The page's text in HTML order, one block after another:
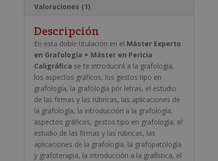
Valoraciones (1)
Descripción
En esta doble titulación en el Máster Experto
en Grafología + Máster en Pericia
Caligráfica se te introducirá a la grafología,
los aspectos gráficos, los gestos tipo en
grafología, la grafología por letras, el estudio
de las firmas y las rúbricas, las aplicaciones de
la grafología, la introducción a la grafología,
aspectos gráficos, gestos tipo en grafología, el
estudio de las firmas y las rúbricas, las
aplicaciones de la grafología, la grafopatología
y grafoterapia, la introducción a la grafística, el